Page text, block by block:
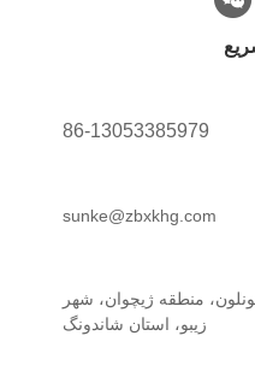
86-13053385979
sunke@zbxkhg.com
منطقه ژیچوان، شهر
زیبو، استان شاندونگ